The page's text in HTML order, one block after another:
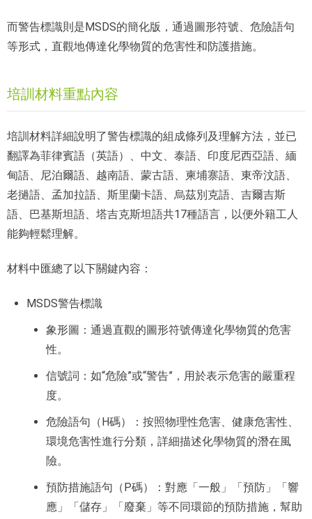
而警告標識則是MSDS的簡化版，通過圖形符號、危險語句
等形式，直觀地傳達化學物質的危害性和防護措施。
培訓材料重點內容
培訓材料詳細說明了警告標識的組成條列及理解方法，並已
翻譯為菲律賓語（英語）、中文、泰語、印度尼西亞語、緬
甸語、尼泊爾語、越南語、蒙古語、柬埔寨語、東帝汶語、
老撾語、孟加拉語、斯里蘭卡語、烏茲別克語、吉爾吉斯
語、巴基斯坦語、塔吉克斯坦語共17種語言，以便外籍工人
能夠輕鬆理解。
材料中匯總了以下關鍵內容：
MSDS警告標識
象形圖：通過直觀的圖形符號傳達化學物質的危害
性。
信號詞：如“危險”或“警告”，用於表示危害的嚴重程
度。
危險語句（H碼）：按照物理性危害、健康危害性、
環境危害性進行分類，詳細描述化學物質的潛在風
險。
預防措施語句（P碼）：對應「一般」「預防」「響
應」「儲存」「廢棄」等不同環節的預防措施，幫助